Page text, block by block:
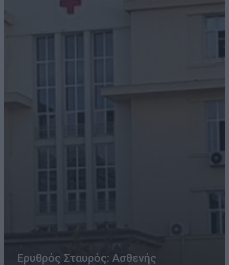
Ερυθρός Σταυρός: Ασθενής